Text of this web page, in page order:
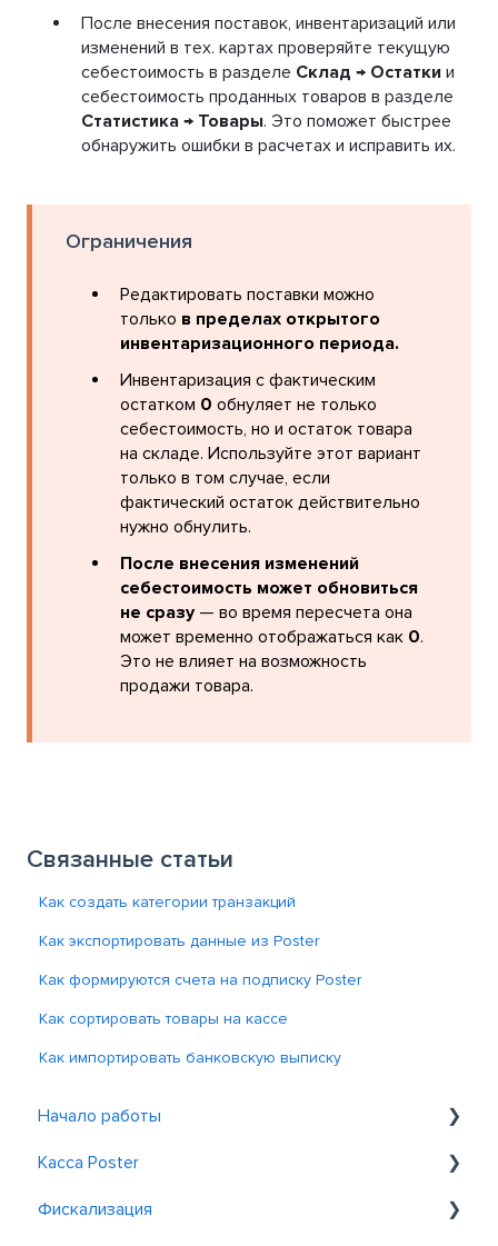
После внесения поставок, инвентаризаций или
изменений в тех. картах проверяйте текущую
себестоимость в разделе Склад → Остатки и
себестоимость проданных товаров в разделе
Статистика → Товары. Это поможет быстрее
обнаружить ошибки в расчетах и исправить их.
Ограничения
Редактировать поставки можно
только в пределах открытого
инвентаризационного периода.
Инвентаризация с фактическим
остатком 0 обнуляет не только
себестоимость, но и остаток товара
на складе. Используйте этот вариант
только в том случае, если
фактический остаток действительно
нужно обнулить.
После внесения изменений
себестоимость может обновиться
не сразу — во время пересчета она
может временно отображаться как 0.
Это не влияет на возможность
продажи товара.
Связанные статьи
Как создать категории транзакций
Как экспортировать данные из Poster
Как формируются счета на подписку Poster
Как сортировать товары на кассе
Как импортировать банковскую выписку
Начало работы
Знакомство с Poster
Регистрация и вход
Касса Poster
Общие
Фискализация